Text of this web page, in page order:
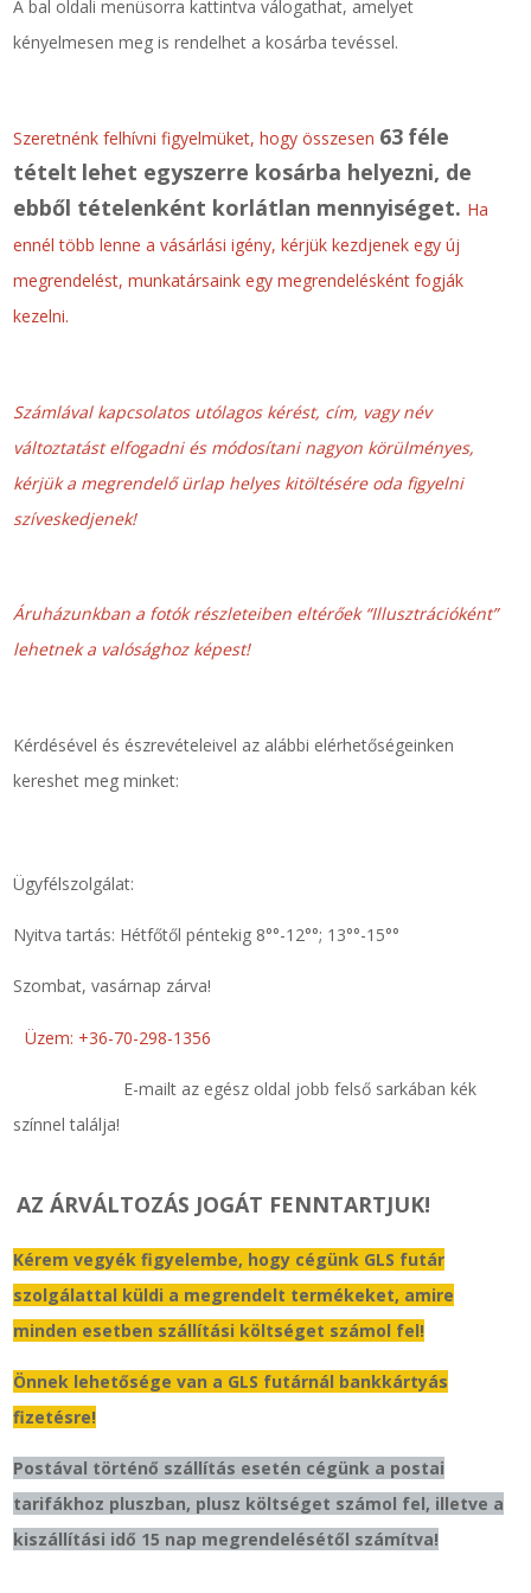
SZEMÉLY GÉPJÁRMŰ TÖMÍTÉS
MOTORKERÉKPÁR-GOKART-QUAD-CSÓNAKMOTOR TÖMÍTÉS
KOMPRESSZOR-SZIVATTYÚ TÖMÍTÉS
GOLYÓK-MAGTISZTÍTÓK-KREATÍV
O-GYŰRŰ
KÁBELVEZETŐ GUMI - HATÁROLÓK
TÖMLŐBILINCS
Adatkezelés
A bal oldali menüsorra kattintva válogathat, amelyet
kényelmesen meg is rendelhet a kosárba tevéssel.
Szeretnénk felhívni figyelmüket, hogy összesen 63 féle
tételt lehet egyszerre kosárba helyezni, de
ebből tételenként korlátlan mennyiséget. Ha
ennél több lenne a vásárlási igény, kérjük kezdjenek egy új
megrendelést, munkatársaink egy megrendelésként fogják
kezelni.
Számlával kapcsolatos utólagos kérést, cím, vagy név
változtatást elfogadni és módosítani nagyon körülményes,
kérjük a megrendelő ürlap helyes kitöltésére oda figyelni
szíveskedjenek!
Áruházunkban a fotók részleteiben eltérőek “Illusztrációként”
lehetnek a valósághoz képest!
Kérdésével és észrevételeivel az alábbi elérhetőségeinken
kereshet meg minket:
Ügyfélszolgálat:
Nyitva tartás: Hétfőtől péntekig 8°°-12°°; 13°°-15°°
Szombat, vasárnap zárva!
Üzem: +36-70-298-1356
E-mailt az egész oldal jobb felső sarkában kék
színnel találja!
AZ ÁRVÁLTOZÁS JOGÁT FENNTARTJUK!
Kérem vegyék figyelembe, hogy cégünk GLS futár
szolgálattal küldi a megrendelt termékeket, amire
minden esetben szállítási költséget számol fel!
Önnek lehetősége van a GLS futárnál bankkártyás
fizetésre!
Postával történő szállítás esetén cégünk a postai
tarifákhoz pluszban, plusz költséget számol fel, illetve a
kiszállítási idő 15 nap megrendelésétől számítva!